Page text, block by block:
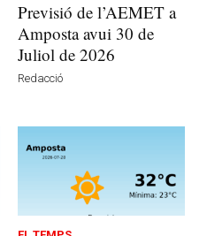
Previsió de l’AEMET a
Amposta avui 30 de
Juliol de 2026
Redacció